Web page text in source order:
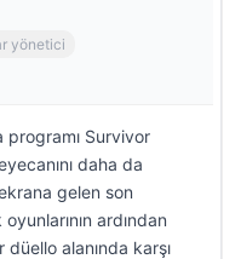
yönetici
programı Survivor
daha da
gelen son
ardından
düello alanında karşı